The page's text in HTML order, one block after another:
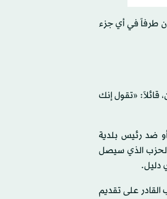
طرفاً في أي جزء
قائلاً: «تقول إنك
ضد رئيس بلدية
الحزب الذي سيصل
دليل.
على تقديم